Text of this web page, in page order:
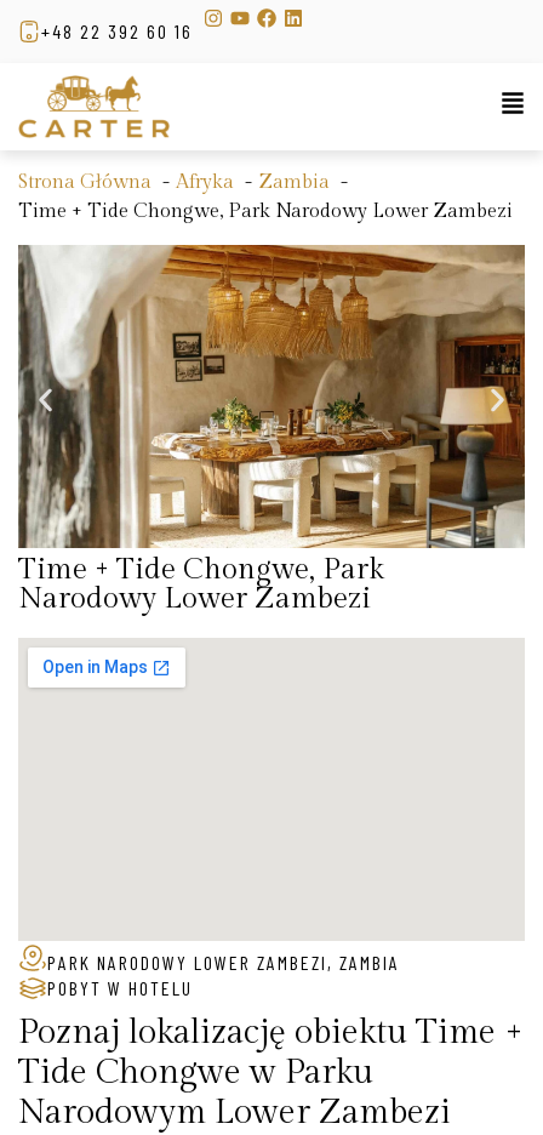
+48 22 392 60 16
Strona Główna Afryka
Zambia
Time + Tide Chongwe, Park Narodowy Lower Zambezi
Time + Tide Chongwe, Park
Narodowy Lower Zambezi
PARK NARODOWY LOWER ZAMBEZI, ZAMBIA
POBYT W HOTELU
Poznaj lokalizację obiektu Time +
Tide Chongwe w Parku
Narodowym Lower Zambezi